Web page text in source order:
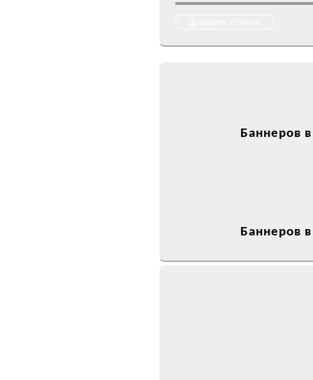
Баннеров
Баннеров